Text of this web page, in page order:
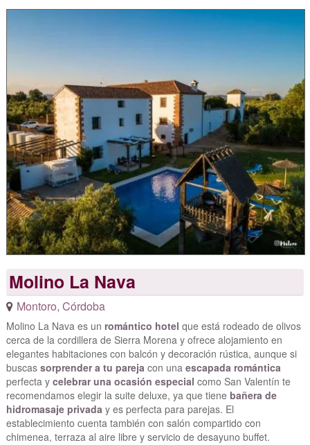
Molino La Nava
Montoro, Córdoba
Molino La Nava es un romántico hotel que está rodeado de olivos
cerca de la cordillera de Sierra Morena y ofrece alojamiento en
elegantes habitaciones con balcón y decoración rústica, aunque si
buscas sorprender a tu pareja con una escapada romántica
perfecta y celebrar una ocasión especial como San Valentín te
recomendamos elegir la suite deluxe, ya que tiene bañera de
hidromasaje privada y es perfecta para parejas. El
establecimiento cuenta también con salón compartido con
chimenea, terraza al aire libre y servicio de desayuno buffet.